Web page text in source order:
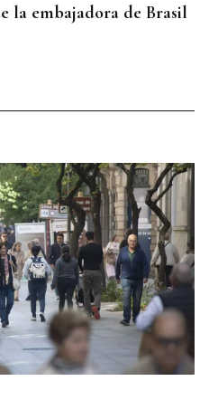
la embajadora de Brasil
llegar a un acuerdo